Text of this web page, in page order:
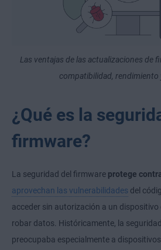
Las ventajas de las actualizaciones de
compatibilidad, rendimiento
¿Qué es la
firmware?
La seguridad del firmware protege
aprovechan las vulnerabilidades del
acceder sin autorización a un dispositivo
robar datos. Históricamente, la
preocupaba especialmente a